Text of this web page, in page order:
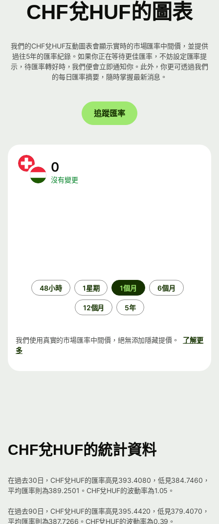
CHF兌HUF的圖表
我們的CHF兌HUF互動圖表會顯示實時的市場匯率中間價，並提供
過往5年的匯率紀錄。如果你正在等待更佳匯率，不妨設定匯率提
示，待匯率轉好時，我們便會立即通知你。此外，你更可透過我們
的每日匯率摘要，隨時掌握最新消息。
追蹤匯率
0
沒有變更
48小時 1星期 1個月 6個月
12個月 5年
我們使用真實的市場匯率中間價，絕無添加隱藏提價。
了解更
多
CHF兌HUF的統計資料
在過去30日，CHF兌HUF的匯率高見393.4080，低見384.7460，
平均匯率則為389.2501。CHF兌HUF的波動率為1.05。
在過去90日，CHF兌HUF的匯率高見395.4420，低見379.4070，
平均匯率則為387.7266。CHF兌HUF的波動率為0.39。